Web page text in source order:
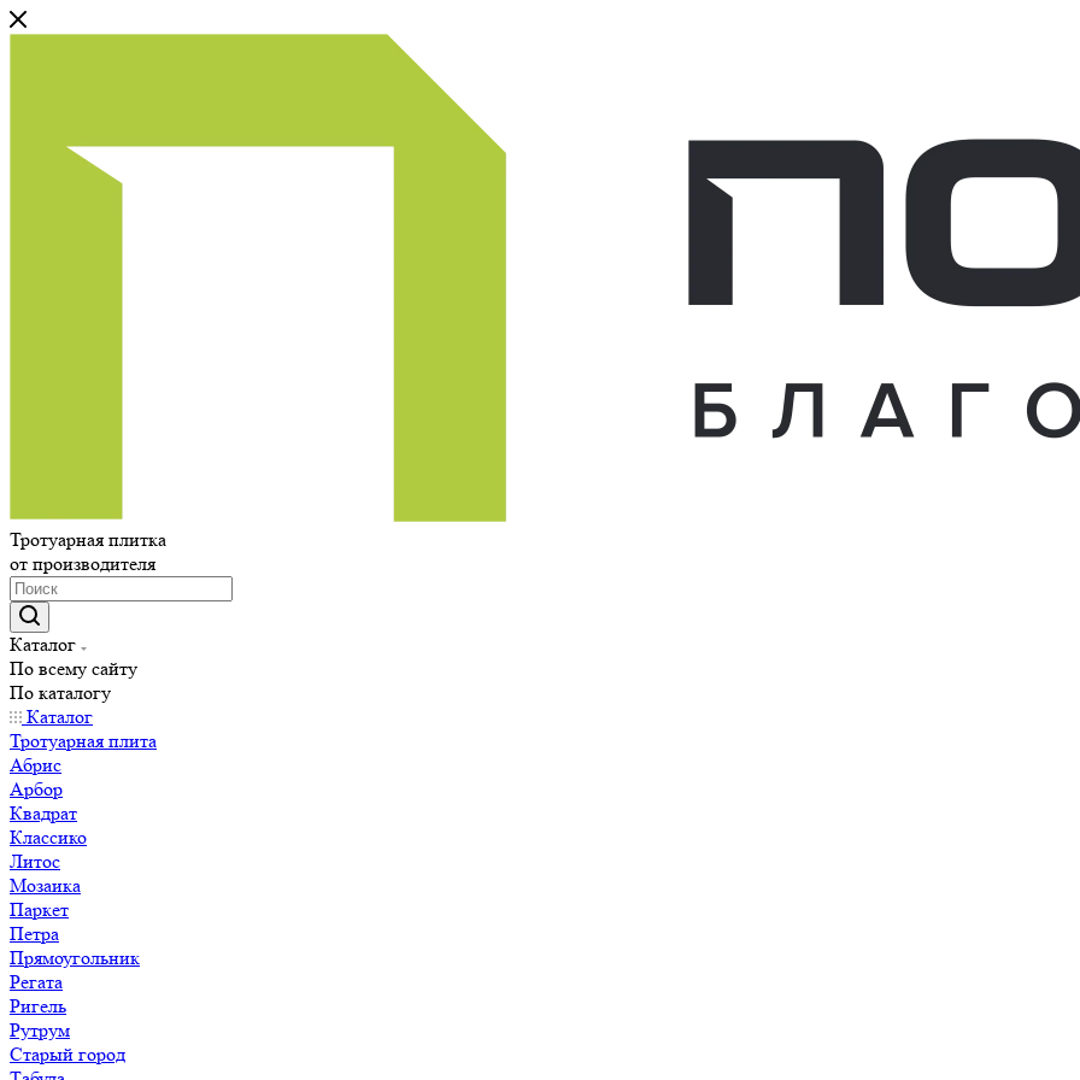
Тротуарная плитка
от производителя
Каталог
По всему сайту
По каталогу
Каталог
Тротуарная плита
Абрис
Арбор
Квадрат
Классико
Литос
Мозаика
Паркет
Петра
Прямоугольник
Регата
Ригель
Рутрум
Старый город